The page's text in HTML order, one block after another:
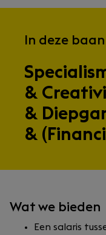
In deze
&
&
&
Wat we bieden
Een salaris